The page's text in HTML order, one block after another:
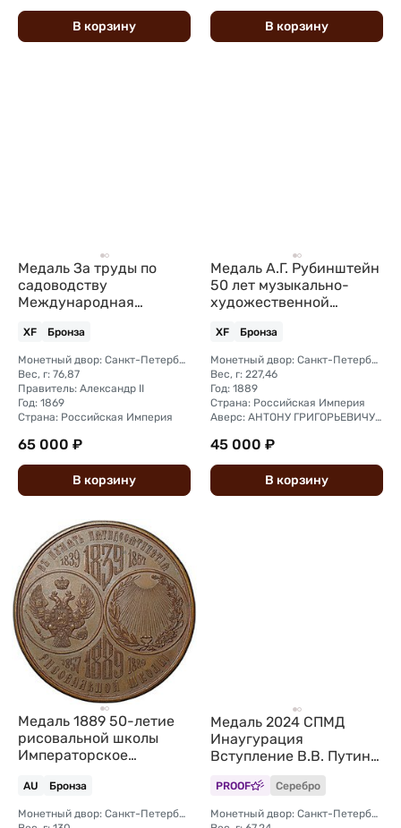
В корзину В корзину
Медаль За труды по
садоводству
Международная
Российское общество
Семенов 54 мм бронза
XF Бронза
Монетный двор: Санкт-Петербургский
Вес, г: 76,87
Правитель: Александр II
Год: 1869
Страна: Российская Империя
65 000 ₽
В корзину
Медаль А.Г. Рубинштейн
50 лет музыкально-
художественной
XF Бронза
Монетный двор: Санкт-Петербургский монетный двор
Вес, г: 227,46
Год: 1889
Страна: Российская Империя
Аверс: АНТОНУ ГРИГОРЬЕВИЧУ РУБИНШТЕЙНУ 1839 - 1889
45 000 ₽
В корзину
Медаль 1889 50-летие
рисовальной школы
Императорское
художеств бронза
AU Бронза
Монетный двор: Санкт-Петербургский
Медаль 2024 СПМД
Инаугурация
Вступление В.В. Путина
в должность
президента России
Москва Кремль 7 мая
(без футляра)
PROOF Серебро
Монетный двор: Санкт-Петербургский (СПМД)